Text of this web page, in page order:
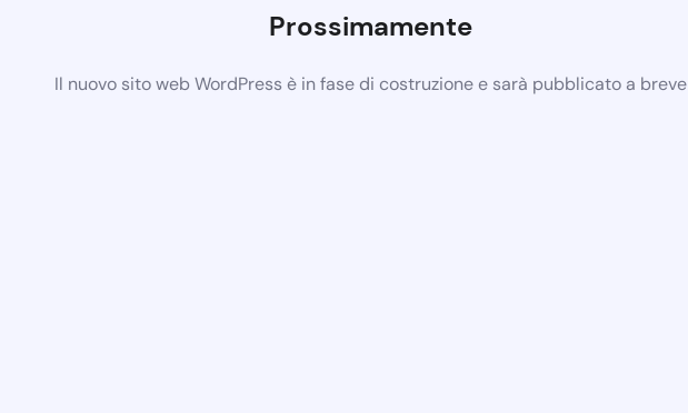
Prossimamente
Il nuovo sito web WordPress è in fase di costruzione e sarà pubblicato a breve